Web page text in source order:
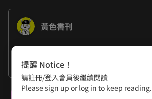
黃色書刊
謝謝大家的閱讀。
下一話
提醒 Notice！
請註冊/登入會員後繼續閱讀
Please sign up or log in to keep reading.